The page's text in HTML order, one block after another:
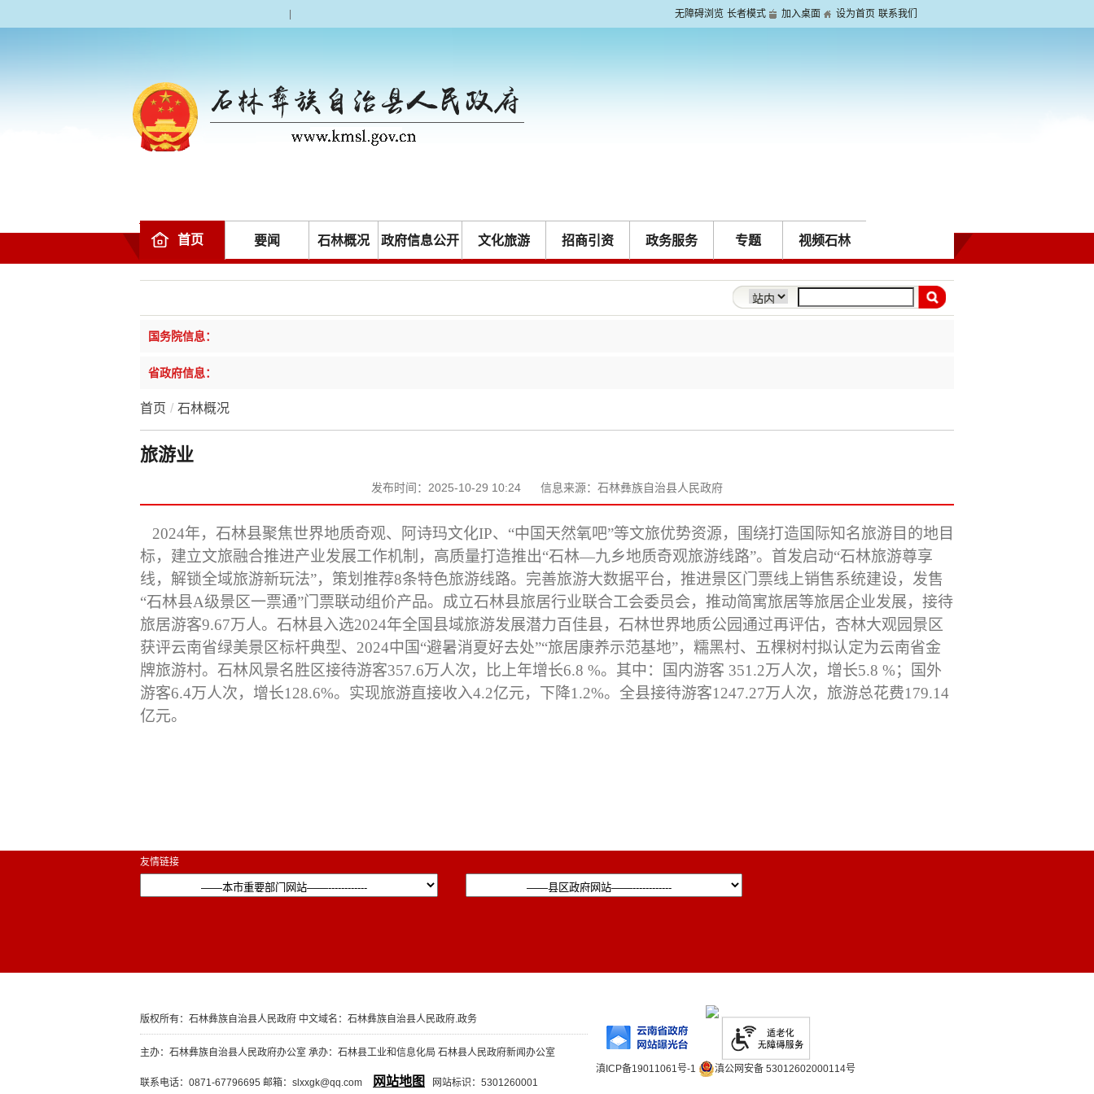
无障碍浏览 长者模式 加入桌面 设为首页 联系我们
首页 要闻 石林概况 政府信息公开 文化旅游 招商引资 政务服务 专题 视频石林
国务院信息：
省政府信息：
首页 / 石林概况
旅游业
发布时间：2025-10-29 10:24 信息来源：石林彝族自治县人民政府
2024年，石林县聚焦世界地质奇观、阿诗玛文化IP、“中国天然氧吧”等文旅优势资源，
围绕打造国际知名旅游目的地目
标， 建立文旅融合推进产业发展工作机制，高质量打造推出“石林—九乡地质奇观旅游线路”。首发启动“石林旅游尊享
线，解锁全域旅游新玩法”，策划推荐8条特色旅游线路。 完善旅游大数据平台，推进景区门票线上销售系统建设， 发售
“石林县A级景区一票通”门票联动组价产品。 成立石林县旅居行业联合工会委员会，推动简寓旅居等旅居企业发展，接待
旅居游客9.67万人。 石林县入选2024年全国县域旅游发展潜力百佳县， 石林世界地质公园通过再评估， 杏林大观园景区
获评云南省绿美景区标杆典型、2024中国“避暑消夏好去处”“旅居康养示范基地”， 糯黑村、五棵树村拟认定为云南省金
牌旅游村。 石林风景名胜 区接待游客357.6万人次， 比上年增长6.8 %。其中 ： 国内游客 351 .2万人次， 增长5.8 %；国外
游客6.4万人次， 增长128.6%。实现旅游直接收入4.2亿元，下降1 .2%。全县接待游客1247.27万人次，旅游总花费179.14
亿元。
友情链接
版权所有：石林彝族自治县人民政府 中文域名：石林彝族自治县人民政府.政务
主办：石林彝族自治县人民政府办公室 承办：石林县工业和信息化局 石林县人民政府新闻办公室
联系电话：0871-67796695 邮箱：slxxgk@qq.com 网站地图 网站标识：5301260001
滇ICP备19011061号-1 滇公网安备 53012602000114号